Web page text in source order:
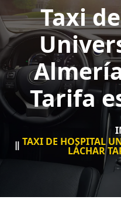
Taxi
Tarifa
TAXI DE HOSPITAL
LÁCHAR